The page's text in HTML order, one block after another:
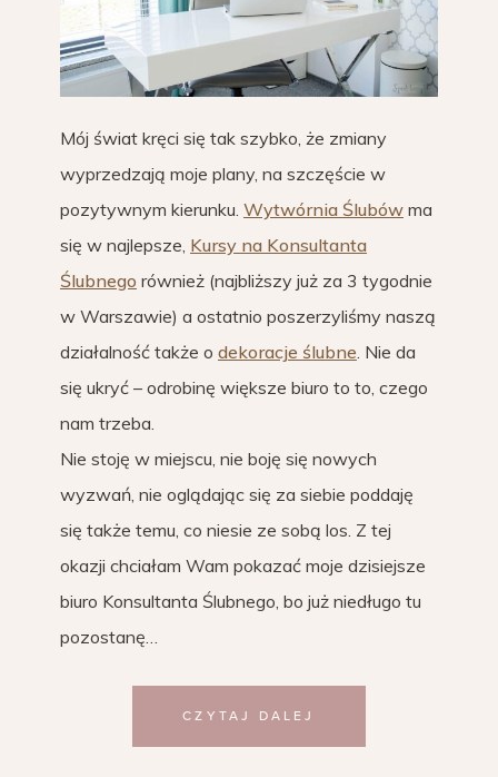
Mój świat kręci się tak szybko, że zmiany
wyprzedzają moje plany, na szczęście w
pozytywnym kierunku. Wytwórnia Ślubów ma
się w najlepsze, Kursy na Konsultanta
Ślubnego również (najbliższy już za 3 tygodnie
w Warszawie) a ostatnio poszerzyliśmy naszą
działalność także o dekoracje ślubne . Nie da
się ukryć – odrobinę większe biuro to to, czego
nam trzeba.
Nie stoję w miejscu, nie boję się nowych
wyzwań, nie oglądając się za siebie poddaję
się także temu, co niesie ze sobą los. Z tej
okazji chciałam Wam pokazać moje dzisiejsze
biuro Konsultanta Ślubnego, bo już niedługo tu
pozostanę…
CZYTAJ DALEJ